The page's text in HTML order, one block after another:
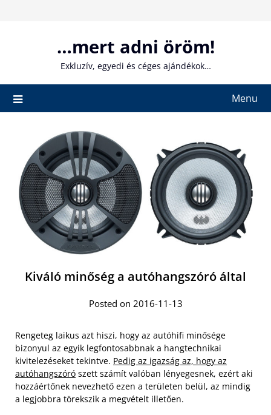
…mert adni öröm!
Exkluzív, egyedi és céges ajándékok…
Menu
Kiváló minőség a autóhangszóró által
Posted on 2016-11-13
Rengeteg laikus azt hiszi, hogy az autóhifi minősége
bizonyul az egyik legfontosabbnak a hangtechnikai
kivitelezéseket tekintve. Pedig az igazság az, hogy az
autóhangszóró szett számít valóban lényegesnek, ezért aki
hozzáértőnek nevezhető ezen a területen belül, az mindig
a legjobbra törekszik a megvételt illetően.